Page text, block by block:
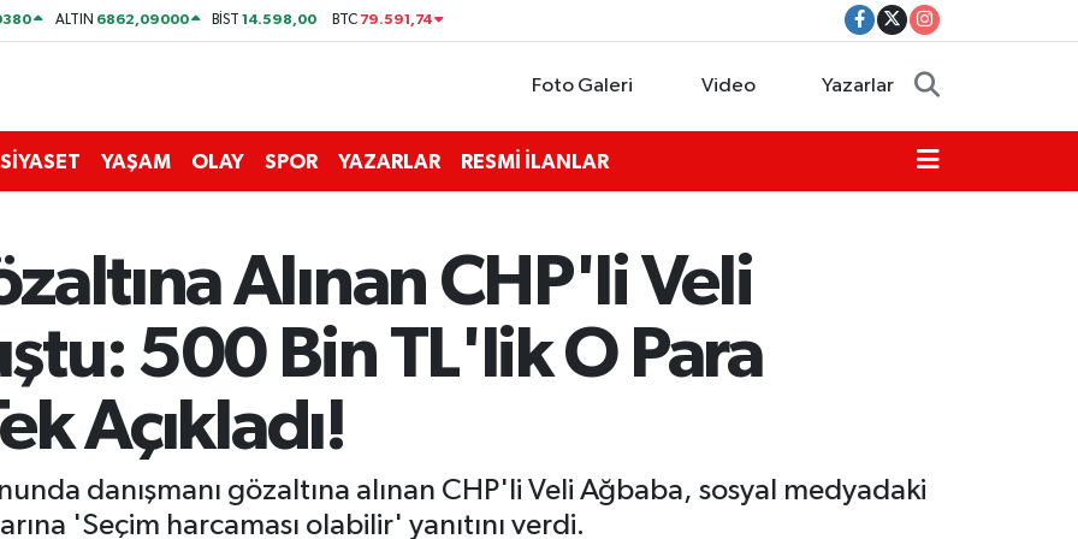
ALTIN 6862,09000 BİST14.598,00 BTC 79.591,74
Foto Galeri Video Yazarlar
SİYASET YAŞAM OLAY SPOR YAZARLAR RESMİ İLANLAR
Alınan CHP'li Veli
500 Bin TL'lik O Para
Açıkladı!
danışmanı gözaltına alınan CHP'li Veli Ağbaba, sosyal medyadaki
'Seçim harcaması olabilir' yanıtını verdi.